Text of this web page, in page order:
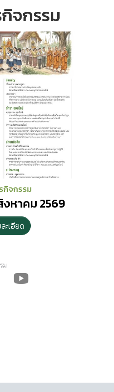
จกรรม
กิจกรรม
หาคม 2569
ะเอียด
ม